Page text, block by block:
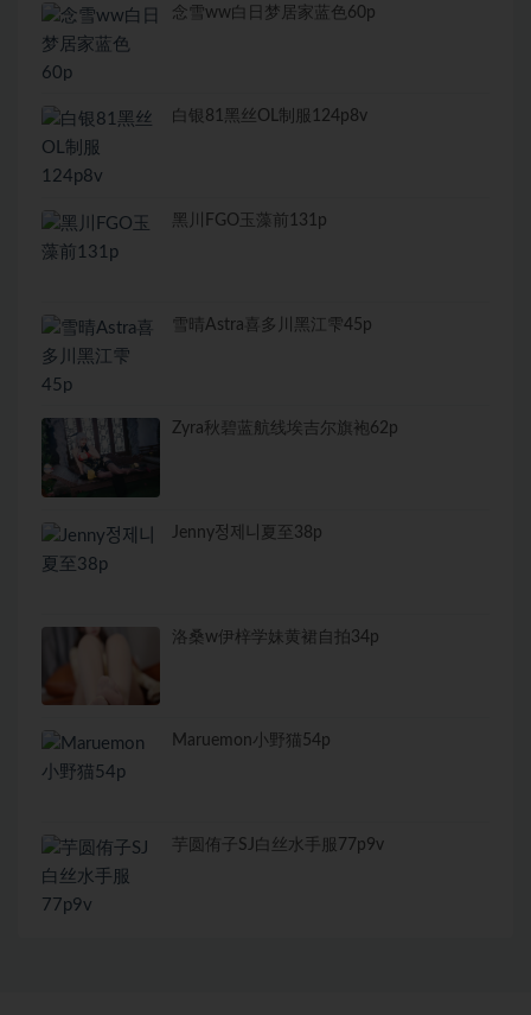
念雪ww白日梦居家蓝色60p
白银81黑丝OL制服124p8v
黑川FGO玉藻前131p
雪晴Astra喜多川黑江雫45p
Zyra秋碧蓝航线埃吉尔旗袍62p
Jenny정제니夏至38p
洛桑w伊梓学妹黄裙自拍34p
Maruemon小野猫54p
芋圆侑子SJ白丝水手服77p9v